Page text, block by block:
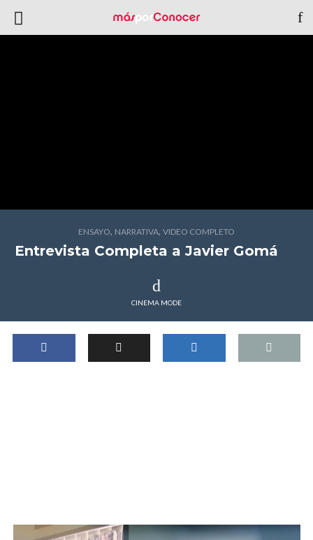
ENSAYO, NARRATIVA, VIDEO COMPLETO
Entrevista Completa a Javier Gomá
CINEMA MODE